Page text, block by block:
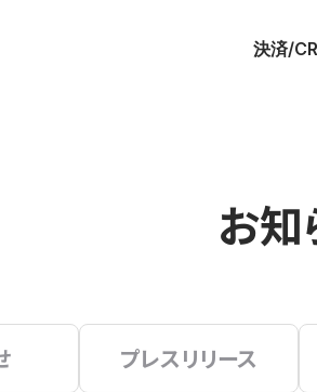
決済/
お知
プレスリリース